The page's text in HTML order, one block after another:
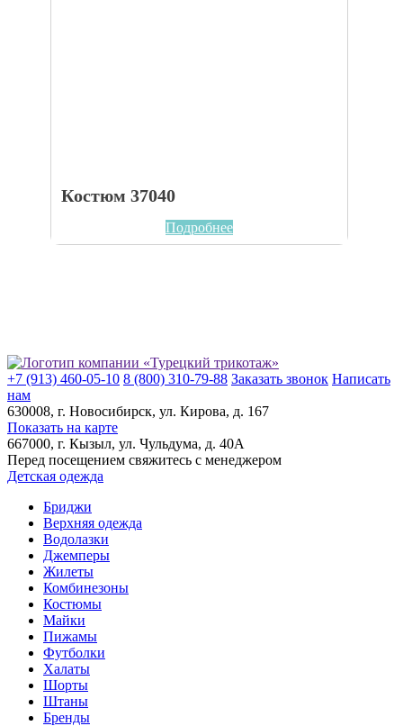
Костюм 37040
Подробнее
+7 (913) 460-05-10 8 (800) 310-79-88 Заказать звонок Написать
нам
630008, г. Новосибирск, ул. Кирова, д. 167
Показать на карте
667000, г. Кызыл, ул. Чульдума, д. 40А
Перед посещением свяжитесь с менеджером
Детская одежда
Бриджи
Верхняя одежда
Водолазки
Джемперы
Жилеты
Комбинезоны
Костюмы
Майки
Пижамы
Футболки
Халаты
Шорты
Штаны
Бренды